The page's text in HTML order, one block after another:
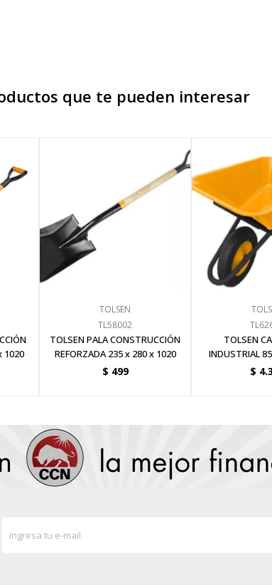
que te pueden interesar
1020
TOLSEN
TL58002
TOLSEN PALA CONSTRUCCIÓN
REFORZADA 235 x 280 x 1020
$ 499
TOLSEN
INDUSTRIAL
RUEDA
$